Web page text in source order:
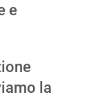
e
la